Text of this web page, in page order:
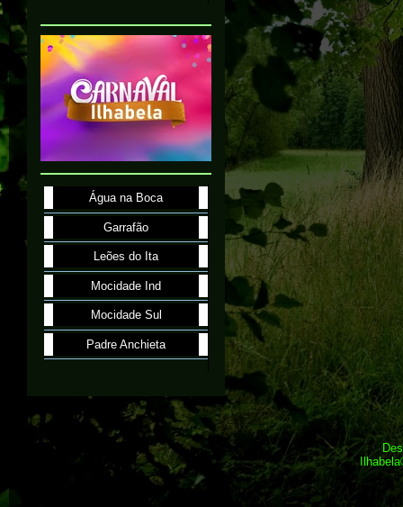
Água na Boca
Garrafão
Leões do Ita
Mocidade Ind
Mocidade Sul
Padre Anchieta